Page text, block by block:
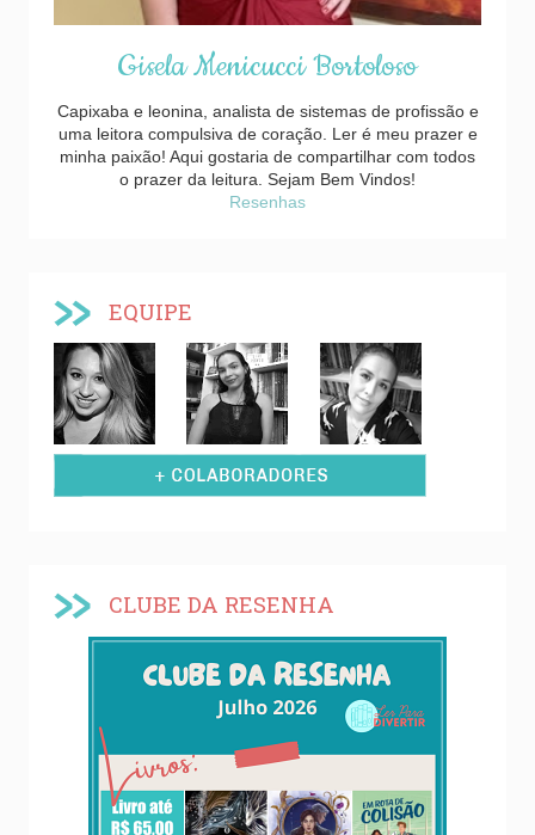
Gisela Menicucci Bortoloso
Capixaba e leonina, analista de sistemas de profissão e
uma leitora compulsiva de coração. Ler é meu prazer e
minha paixão! Aqui gostaria de compartilhar com todos
o prazer da leitura. Sejam Bem Vindos!
Resenhas
EQUIPE
CLUBE DA RESENHA